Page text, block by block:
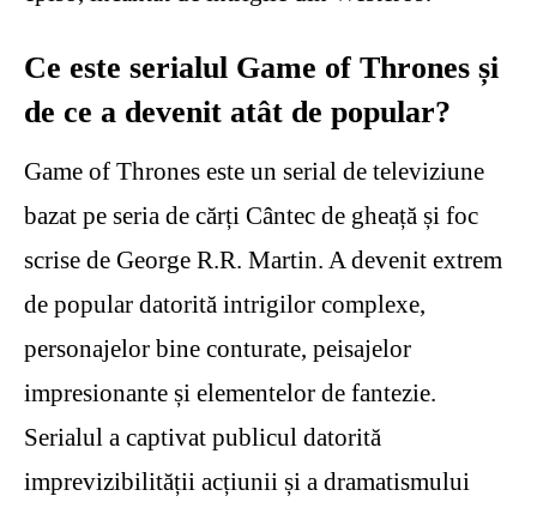
Ce este serialul Game of Thrones și
de ce a devenit atât de popular?
Game of Thrones este un serial de televiziune
bazat pe seria de cărți Cântec de gheață și foc
scrise de George R.R. Martin. A devenit extrem
de popular datorită intrigilor complexe,
personajelor bine conturate, peisajelor
impresionante și elementelor de fantezie.
Serialul a captivat publicul datorită
imprevizibilității acțiunii și a dramatismului